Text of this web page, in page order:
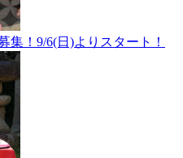
集！9/6(日)よりスタート！